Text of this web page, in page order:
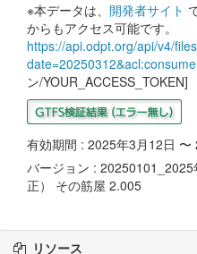
※本データは、 開発者サイト
からもアクセス可能です。
https://api.odpt.org/api/v4/
ン/YOUR_ACCESS_TOKEN]
有効期間 : 2025年3月12日 〜
バージョン :
正） その筋屋 2.005
リソース